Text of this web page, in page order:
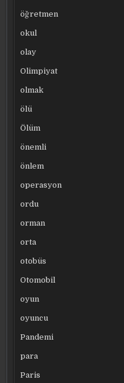
öğretmen
okul
olay
Olimpiyat
olmak
ölü
Ölüm
önemli
önlem
operasyon
ordu
orman
orta
otobüs
Otomobil
oyun
oyuncu
Pandemi
para
Paris